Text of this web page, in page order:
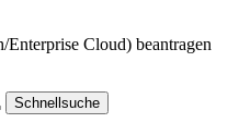
Enterprise Cloud) beantragen
Schnellsuche